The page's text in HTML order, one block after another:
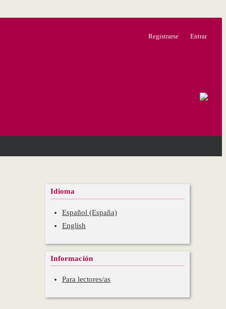
Registrarse Entrar
Idioma
Español (España)
English
Información
Para lectores/as